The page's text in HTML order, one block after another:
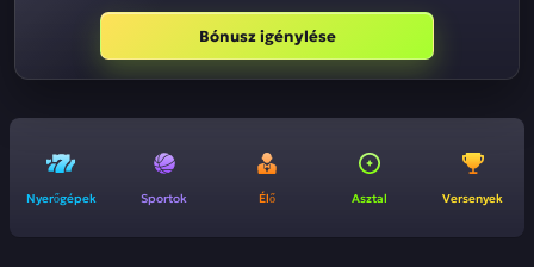
Bónusz igénylése
Nyerőgépek Sportok Élő Asztal Versenyek